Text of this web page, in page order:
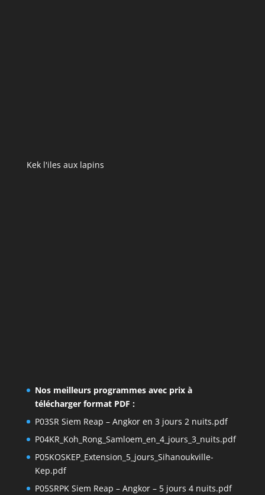
Kek l'iles aux lapins
Nos meilleurs programmes avec prix à
télécharger format PDF :
P03SR Siem Reap – Angkor en 3 jours 2 nuits.pdf
P04KR_Koh_Rong_Samloem_en_4_jours_3_nuits.pdf
P05KOSKEP_Extension_5_jours_Sihanoukville-
Kep.pdf
P05SRPK Siem Reap – Angkor – 5 jours 4 nuits.pdf